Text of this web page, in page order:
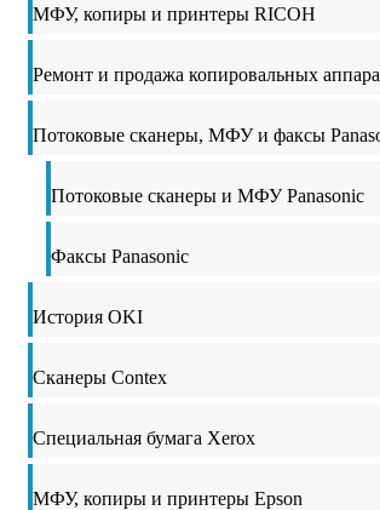
МФУ, копиры и принтеры RICOH
Ремонт и продажа копировальных
Потоковые сканеры, МФУ и факсы
Потоковые сканеры и МФУ Panasonic
Факсы Panasonic
История OKI
Сканеры Contex
Специальная бумага Xerox
МФУ, копиры и принтеры Epson